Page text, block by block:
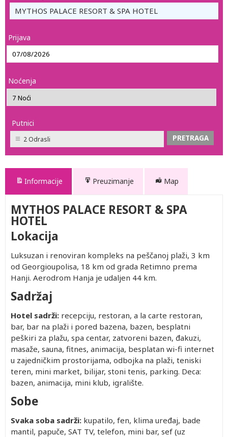
MYTHOS PALACE RESORT & SPA HOTEL
Prijava
Noćenja
Putnici
2 Odrasli
Informacije Preuzimanje Map
MYTHOS PALACE RESORT & SPA
HOTEL
Lokacija
Luksuzan i renoviran kompleks na peščanoj plaži, 3 km
od Georgioupolisa, 18 km od grada Retimno prema
Hanji. Aerodrom Hanja je udaljen 44 km.
Sadržaj
Hotel sadrži: recepciju, restoran, a la carte restoran,
bar, bar na plaži i pored bazena, bazen, besplatni
peškiri za plažu, spa centar, zatvoreni bazen, đakuzi,
masaže, sauna, fitnes, animacija, besplatan wi-fi internet
u zajedničkim prostorijama, odbojka na plaži, teniski
teren, mini market, bilijar, stoni tenis, parking. Deca:
bazen, animacija, mini klub, igralište.
Sobe
Svaka soba sadrži: kupatilo, fen, klima uređaj, bade
mantil, papuče, SAT TV, telefon, mini bar, sef (uz